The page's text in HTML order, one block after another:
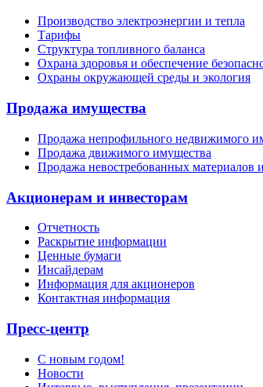
Производство электроэнергии и тепла
Тарифы
Структура топливного баланса
Охрана здоровья и обеспечение
Охраны окружающей среды и экология
Продажа имущества
Продажа непрофильного недвижимого
Продажа движимого имущества
Продажа невостребованных материалов
Акционерам и инвесторам
Отчетность
Раскрытие информации
Ценные бумаги
Инсайдерам
Информация для акционеров
Контактная информация
Пресс-центр
С новым годом!
Новости